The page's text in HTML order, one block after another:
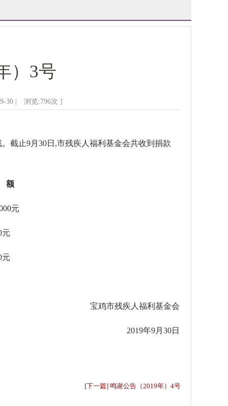
）3号
30 | 浏览:796次 ]
截止9月30日,市残疾人福利基金会共收到捐款
额
元
宝鸡市残疾人福利基金会
2019年9月30日
[下一篇] 鸣谢公告（2019年）4号